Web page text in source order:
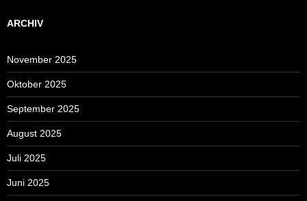
ARCHIV
November 2025
Oktober 2025
September 2025
August 2025
Juli 2025
Juni 2025